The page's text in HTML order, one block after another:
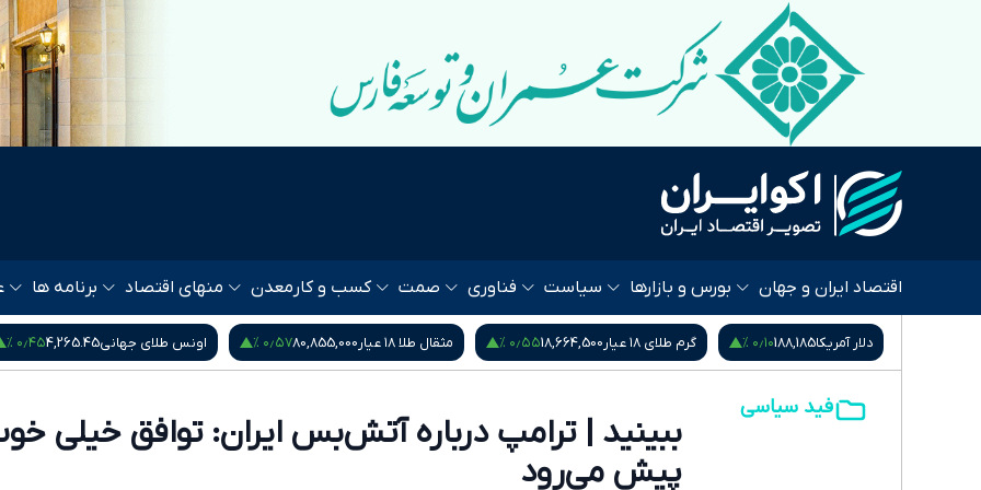
اقتصاد ایران و جهان بورس و بازارها سیاست فناوری صمت کسب و کار معدن منهای اقتصاد برنامه ها
دلار آمریکا188,185۰٫۱۰ % گرم طلای ۱۸ عیار 18,664,500۰٫۵۵ % مثقال طلا ۱۸ عیار 80,855,000۰٫۵۷ % اونس طلای جهانی4,265.45۰٫۴۵ %
فید سیاسی
ببینید | ترامپ درباره آتش‌بس ایران: توافق خیلی
پیش می‌رود